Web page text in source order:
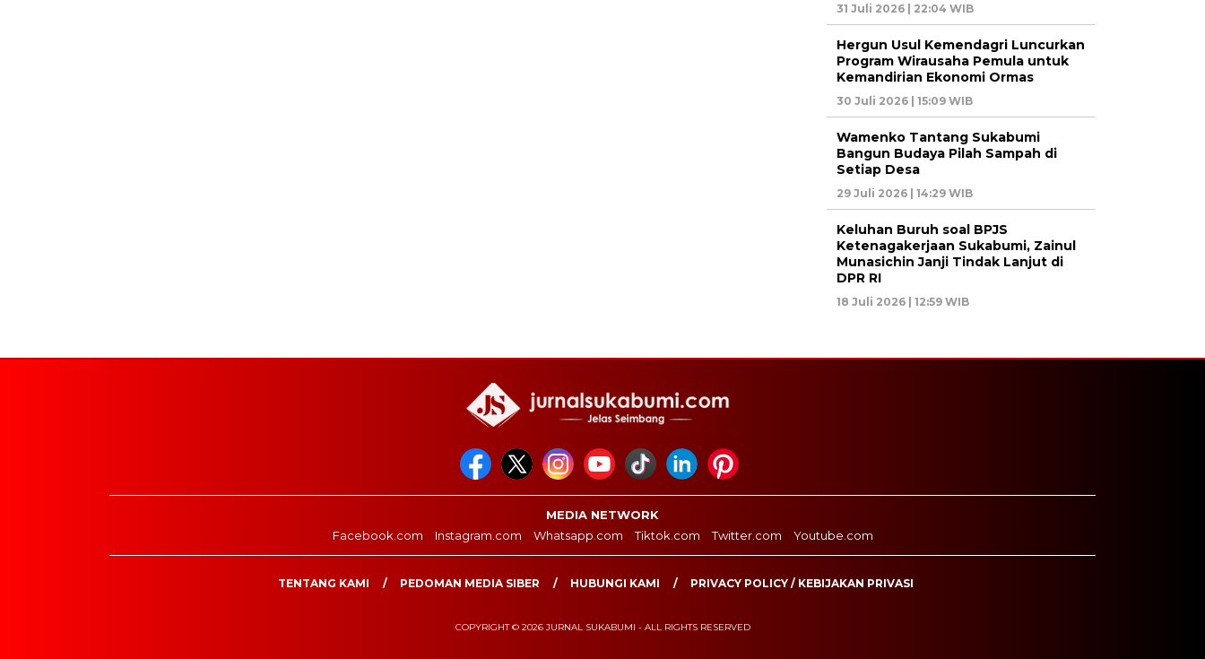
31 Juli 2026 | 22:04 WIB
Hergun Usul Kemendagri Luncurkan
Program Wirausaha Pemula untuk
Kemandirian Ekonomi Ormas
30 Juli 2026 | 15:09 WIB
Wamenko Tantang Sukabumi
Bangun Budaya Pilah Sampah di
Setiap Desa
29 Juli 2026 | 14:29 WIB
Keluhan Buruh soal BPJS
Ketenagakerjaan Sukabumi, Zainul
Munasichin Janji Tindak Lanjut di
DPR RI
18 Juli 2026 | 12:59 WIB
MEDIA NETWORK
Facebook.com
Instagram.com Whatsapp.com Tiktok.com Twitter.com Youtube.com
TENTANG KAMI PEDOMAN MEDIA SIBER HUBUNGI KAMI PRIVACY POLICY / KEBIJAKAN PRIVASI
COPYRIGHT © 2026 JURNAL SUKABUMI - ALL RIGHTS RESERVED